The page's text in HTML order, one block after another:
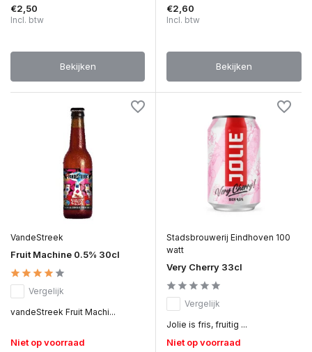
€2,50
Incl. btw
Bekijken
€2,60
Incl. btw
Bekijken
VandeStreek
Fruit Machine 0.5% 30cl
Vergelijk
vandeStreek Fruit Machi...
Niet op voorraad
Stadsbrouwerij Eindhoven 100
watt
Very Cherry 33cl
Vergelijk
Jolie is fris, fruitig ...
Niet op voorraad